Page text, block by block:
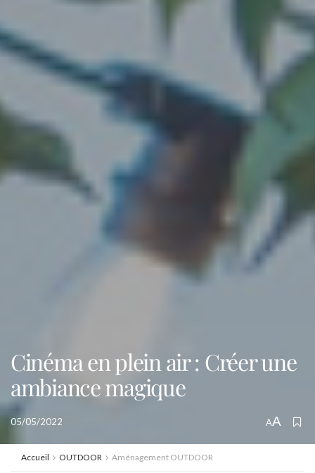
Cinéma en plein air : Créer une
ambiance magique
05/05/2022 AA
Accueil OUTDOOR Aménagement OUTDOOR